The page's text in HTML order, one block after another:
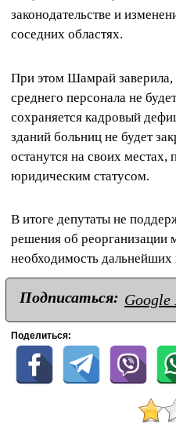
законодательстве и
соседних областях.
При этом Шамрай заверила,
среднего персонала не
сохраняется кадровый
зданий больниц не будет
останутся на своих местах,
юридическим статусом.
В итоге депутаты не
решения об реорганизации
необходимость дальнейших
Подписаться: Google
Поделиться: